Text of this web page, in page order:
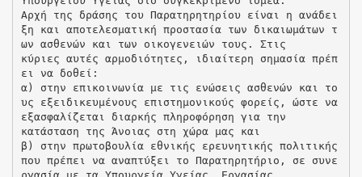
Αρχή της δράσης του Παρατηρητηρίου είναι η ανάδει
ξη και αποτελεσματική προστασία των δικαιωμάτων τ
ων ασθενών και των οικογενειών τους. Στις
κύριες αυτές αρμοδιότητες, ιδιαίτερη σημασία πρέπ
ει να δοθεί:
α) στην επικοινωνία με τις ενώσεις ασθενών και το
υς εξειδικευμένους επιστημονικούς φορείς, ώστε να
εξασφαλίζεται διαρκής πληροφόρηση για την
κατάσταση της Άνοιας στη χώρα μας και
β) στην πρωτοβουλία εθνικής ερευνητικής πολιτικής
που πρέπει να αναπτύξει το Παρατηρητήριο, σε συνε
ργασία με τα Υπουργεία Υγείας, Εργασίας,